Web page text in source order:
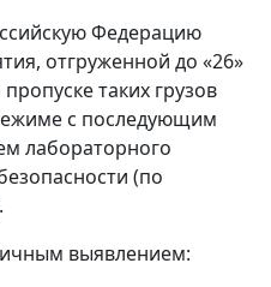
Федерацию
отгруженной до «26»
таких грузов
с последующим
лабораторного
(по
выявлением: